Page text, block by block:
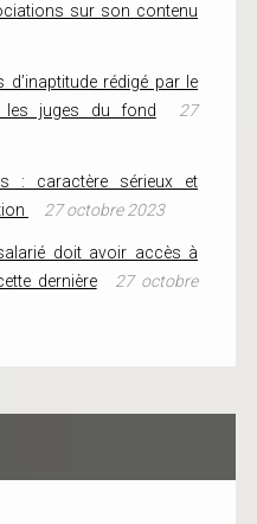
sur son contenu
d’inaptitude rédigé par le
les juges du fond
27
: caractère sérieux et
27 octobre 2023
doit avoir accès à
dernière
27 octobre